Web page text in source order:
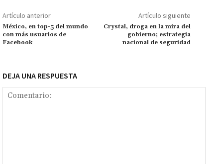
o
k
p
p
ge
r
m Li
n
k
p
ar
tir
Artículo anterior
México, en top-5 del mundo
con más usuarios de
Facebook
Artículo siguiente
Crystal, droga en la mira del
gobierno; estrategia
nacional de seguridad
DEJA UNA RESPUESTA